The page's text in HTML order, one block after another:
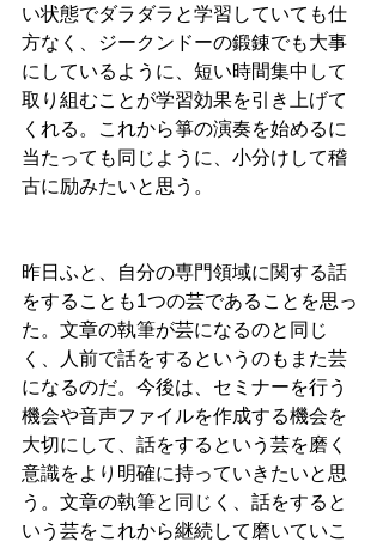
い状態でダラダラと学習していても仕
方なく、ジークンドーの鍛錬でも大事
にしているように、短い時間集中して
取り組むことが学習効果を引き上げて
くれる。これから箏の演奏を始めるに
当たっても同じように、小分けして稽
古に励みたいと思う。
昨日ふと、自分の専門領域に関する話
をすることも1つの芸であることを思っ
た。文章の執筆が芸になるのと同じ
く、人前で話をするというのもまた芸
になるのだ。今後は、セミナーを行う
機会や音声ファイルを作成する機会を
大切にして、話をするという芸を磨く
意識をより明確に持っていきたいと思
う。文章の執筆と同じく、話をすると
いう芸をこれから継続して磨いていこ